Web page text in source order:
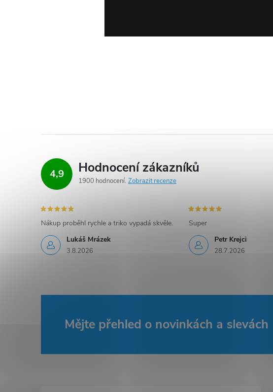
4,9 Hodnocení zákazníků
1900 hodnocení Zobrazit recenze
Lukáš Mrázek
3.8.2026
Nákup proběhl rychle a triko vypadá skvěle.
Petr Krejci
28.7.2026
Super
Mějte přehled o novinkách a slevách